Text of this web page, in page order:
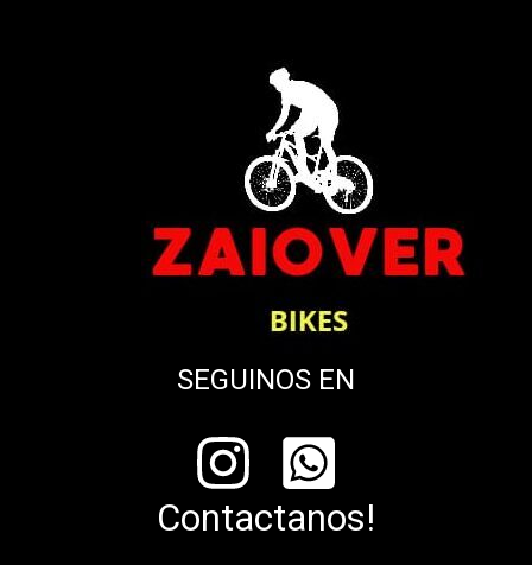
SEGUINOS EN
Contactanos!